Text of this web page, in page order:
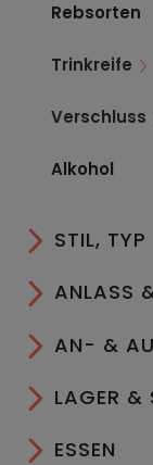
Rebsorten
Trinkreife
Verschluss
Alkohol
STIL, TYP
ANLASS
AN- &
LAGER &
ESSEN